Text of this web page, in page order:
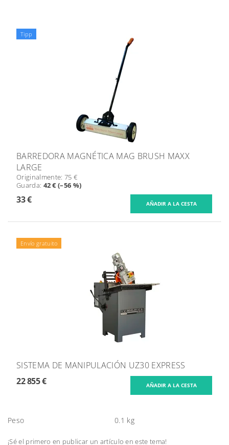
Tipp
BARREDORA MAGNÉTICA MAG BRUSH MAXX
LARGE
Originalmente: 75 €
Guarda: 42 € (–56 %)
33 €
Envío gratuito
SISTEMA DE MANIPULACIÓN UZ30 EXPRESS
22 855 €
Peso 0.1 kg
¡Sé el primero en publicar un artículo en este tema!